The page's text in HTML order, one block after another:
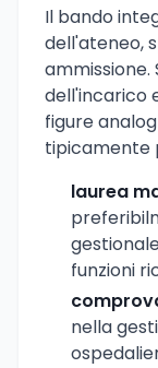
Il bando
dell'ateneo,
ammissione.
dell'incarico
figure
tipicamente
laurea
funzioni
nella